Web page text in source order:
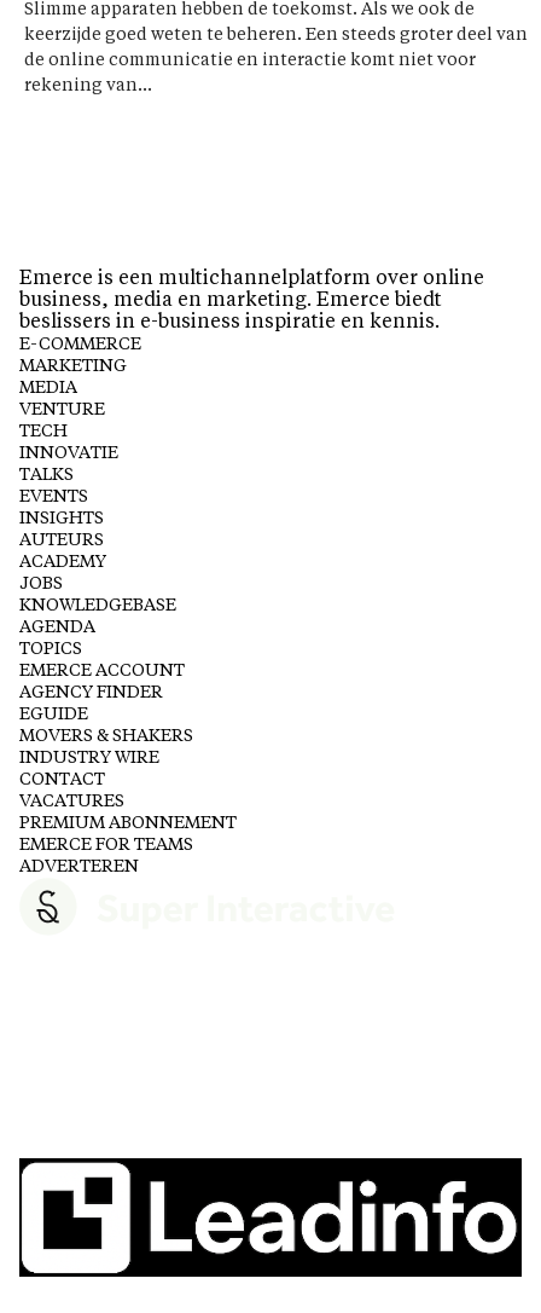
Slimme apparaten hebben de toekomst. Als we ook de
keerzijde goed weten te beheren. Een steeds groter deel van
de online communicatie en interactie komt niet voor
rekening van...
Emerce is een multichannelplatform over online
business, media en marketing. Emerce biedt
beslissers in e-business inspiratie en kennis.
E-COMMERCE
MARKETING
MEDIA
VENTURE
TECH
INNOVATIE
TALKS
EVENTS
INSIGHTS
AUTEURS
ACADEMY
JOBS
KNOWLEDGEBASE
AGENDA
TOPICS
EMERCE ACCOUNT
AGENCY FINDER
EGUIDE
MOVERS & SHAKERS
INDUSTRY WIRE
CONTACT
VACATURES
PREMIUM ABONNEMENT
EMERCE FOR TEAMS
ADVERTEREN